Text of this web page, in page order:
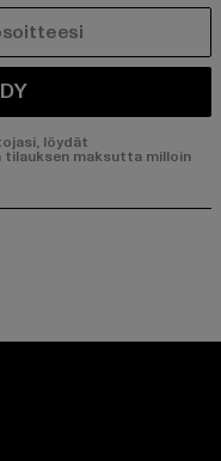
löydät
maksutta milloin